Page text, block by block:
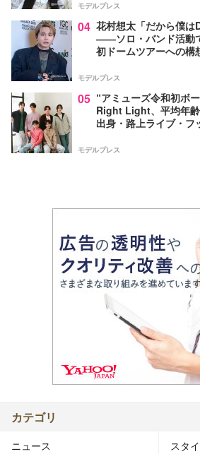
モデルプレス
04 花村想太「だから僕は
――ソロ・バンド活動
初ドームツアーへの構
モデルプレス
05 “アミューズ令和初ボ
Right Light、平均年
出身・路上ライブ・フ
な6人の魅力に迫る【
モデルプレス
カテゴリ
ニュース スタ